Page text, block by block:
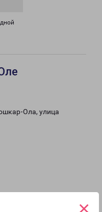
Ола, улица